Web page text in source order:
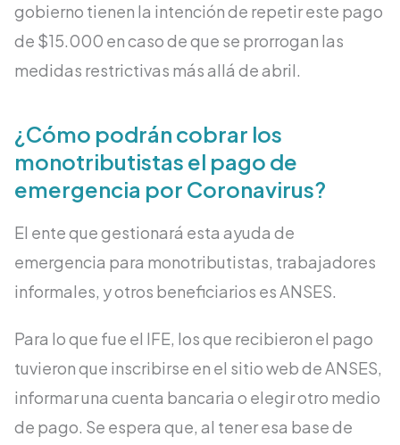
gobierno tienen la intención de repetir este pago
de $15.000 en caso de que se prorrogan las
medidas restrictivas más allá de abril.
¿Cómo podrán cobrar los
monotributistas el pago de
emergencia por Coronavirus?
El ente que gestionará esta ayuda de
emergencia para monotributistas, trabajadores
informales, y otros beneficiarios es ANSES.
Para lo que fue el IFE, los que recibieron el pago
tuvieron que inscribirse en el sitio web de ANSES,
informar una cuenta bancaria o elegir otro medio
de pago. Se espera que, al tener esa base de